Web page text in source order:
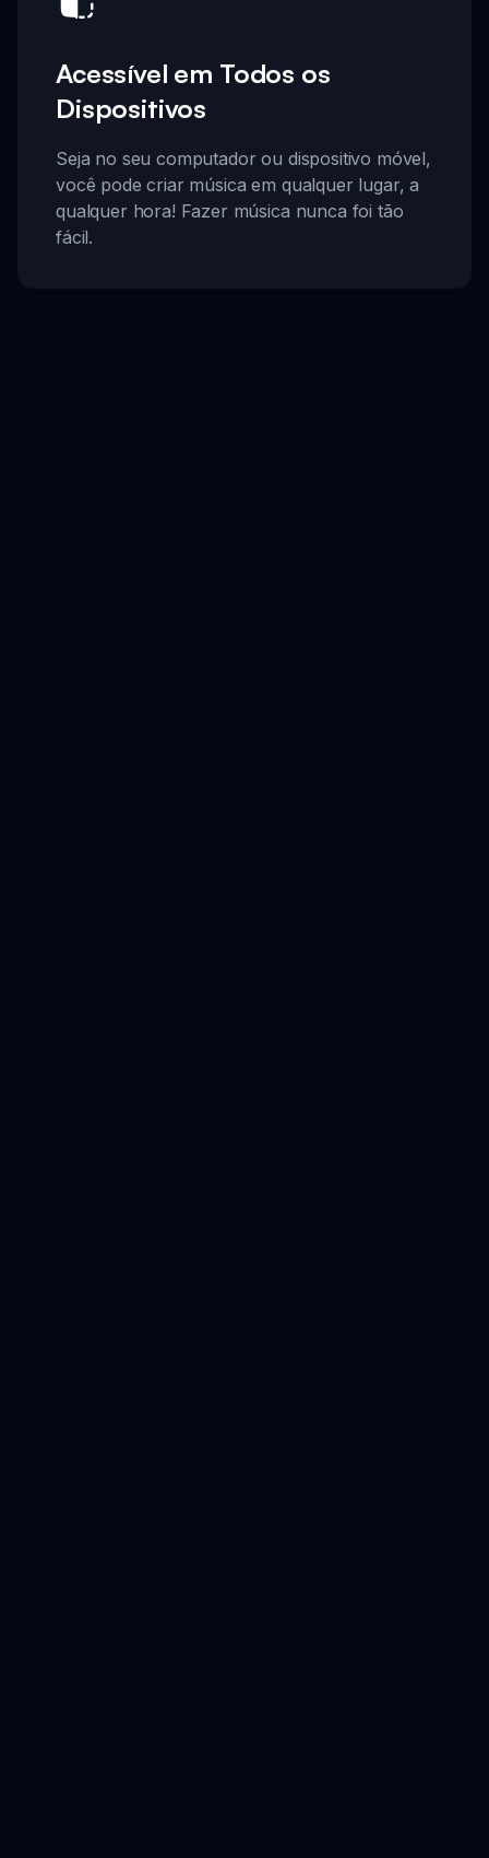
Acessível em Todos os
Dispositivos
Seja no seu computador ou dispositivo móvel,
você pode criar música em qualquer lugar, a
qualquer hora! Fazer música nunca foi tão
fácil.